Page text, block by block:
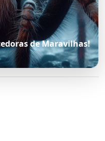
de Maravilhas!